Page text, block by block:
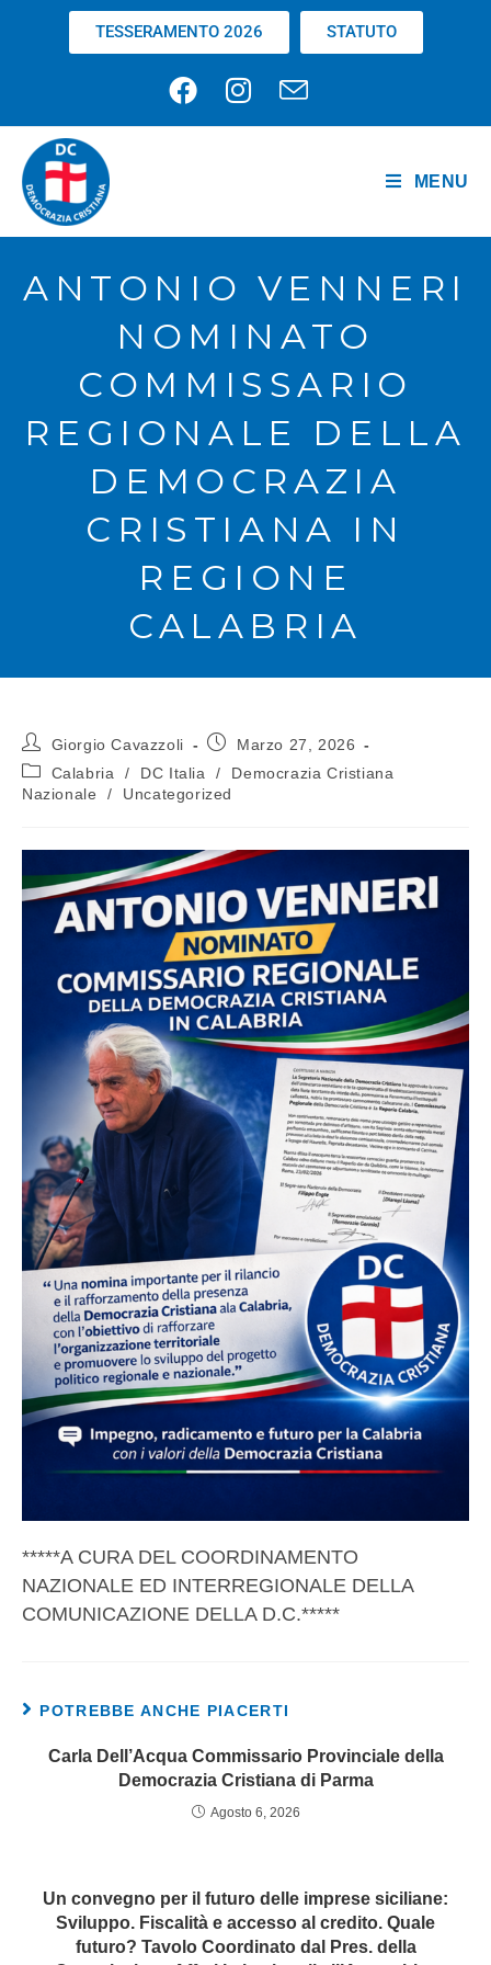
TESSERAMENTO 2026 STATUTO
MENU
ANTONIO VENNERI
NOMINATO
COMMISSARIO
REGIONALE DELLA
DEMOCRAZIA
CRISTIANA IN
REGIONE
CALABRIA
Giorgio Cavazzoli
Marzo 27, 2026
Calabria
/ DC Italia /
Democrazia Cristiana
Nazionale
/ Uncategorized
*****A CURA DEL COORDINAMENTO
NAZIONALE ED INTERREGIONALE DELLA
COMUNICAZIONE DELLA D.C.*****
POTREBBE ANCHE PIACERTI
Carla Dell’Acqua Commissario Provinciale della
Democrazia Cristiana di Parma
Agosto 6, 2026
Un convegno per il futuro delle imprese siciliane:
Sviluppo. Fiscalità e accesso al credito. Quale
futuro? Tavolo Coordinato dal Pres. della